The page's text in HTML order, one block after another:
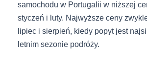
samochodu w Portugalii w niższej
styczeń i luty. Najwyższe ceny
lipiec i sierpień, kiedy popyt jest
letnim sezonie podróży.